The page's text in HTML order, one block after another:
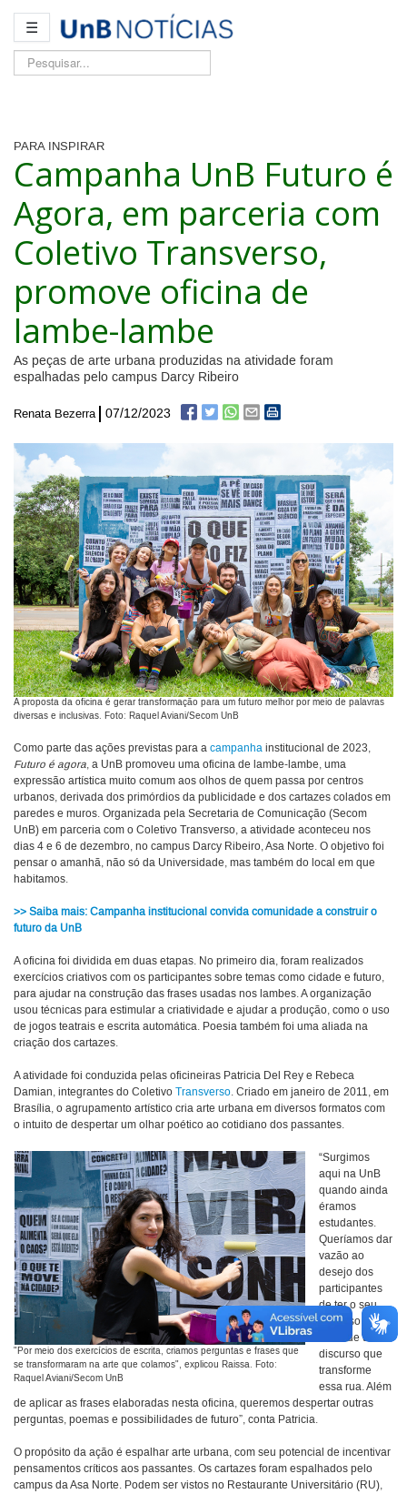
☰
Pesquisar...
PARA INSPIRAR
Campanha UnB Futuro é
Agora, em parceria com
Coletivo Transverso,
promove oficina de
lambe-lambe
As peças de arte urbana produzidas na atividade foram
espalhadas pelo campus Darcy Ribeiro
Renata Bezerra 07/12/2023
A proposta da oficina é gerar transformação para um futuro melhor por meio de palavras
diversas e inclusivas. Foto: Raquel Aviani/Secom UnB
Como parte das ações previstas para a campanha institucional de 2023,
Futuro é agora, a UnB promoveu uma oficina de lambe-lambe, uma
expressão artística muito comum aos olhos de quem passa por centros
urbanos, derivada dos primórdios da publicidade e dos cartazes colados em
paredes e muros. Organizada pela Secretaria de Comunicação (Secom
UnB) em parceria com o Coletivo Transverso, a atividade aconteceu nos
dias 4 e 6 de dezembro, no campus Darcy Ribeiro, Asa Norte. O objetivo foi
pensar o amanhã, não só da Universidade, mas também do local em que
habitamos.
>> Saiba mais: Campanha institucional convida comunidade a construir o
futuro da UnB
A oficina foi dividida em duas etapas. No primeiro dia, foram realizados
exercícios criativos com os participantes sobre temas como cidade e futuro,
para ajudar na construção das frases usadas nos lambes. A organização
usou técnicas para estimular a criatividade e ajudar a produção, como o uso
de jogos teatrais e escrita automática. Poesia também foi uma aliada na
criação dos cartazes.
A atividade foi conduzida pelas oficineiras Patricia Del Rey e Rebeca
Damian, integrantes do Coletivo Transverso. Criado em janeiro de 2011, em
Brasília, o agrupamento artístico cria arte urbana em diversos formatos com
o intuito de despertar um olhar poético ao cotidiano dos passantes.
"Por meio dos exercícios de escrita, criamos perguntas e frases que
se transformaram na arte que colamos", explicou Raissa. Foto:
Raquel Aviani/Secom UnB
“Surgimos
aqui na UnB
quando ainda
éramos
estudantes.
Queríamos dar
vazão ao
desejo dos
participantes
de ter o seu
discurso na
rua e de um
discurso que
transforme
essa rua. Além
de aplicar as frases elaboradas nesta oficina, queremos despertar outras
perguntas, poemas e possibilidades de futuro”, conta Patricia.
O propósito da ação é espalhar arte urbana, com seu potencial de incentivar
pensamentos críticos aos passantes. Os cartazes foram espalhados pelo
campus da Asa Norte. Podem ser vistos no Restaurante Universitário (RU),